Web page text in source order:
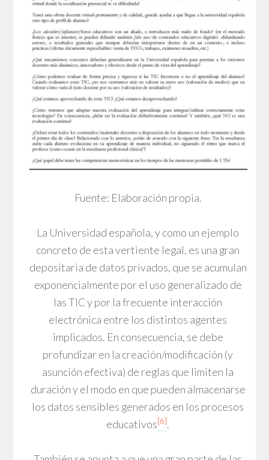
Fuente: Elaboración propia.
La Universidad española, y como un ejemplo
concreto de esta vertiente legal, es una gran
depositaria de datos privados, que se acumulan
exponencialmente por el uso generalizado de
las TIC y por la frecuente interacción
electrónica entre los distintos agentes
implicados. En consecuencia, se debe
profundizar en la creación/modificación (y
asunción efectiva) de reglas que limiten la
duración y el modo en que pueden almacenarse
los datos sensibles generados en los procesos
educativos[6].